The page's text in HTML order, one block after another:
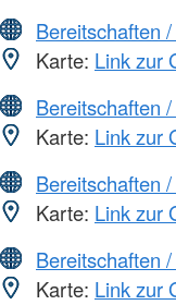
Bereitschaften
Karte: Link zur
Bereitschaften
Karte: Link zur
Bereitschaften
Karte: Link zur
Bereitschaften
Karte: Link zur